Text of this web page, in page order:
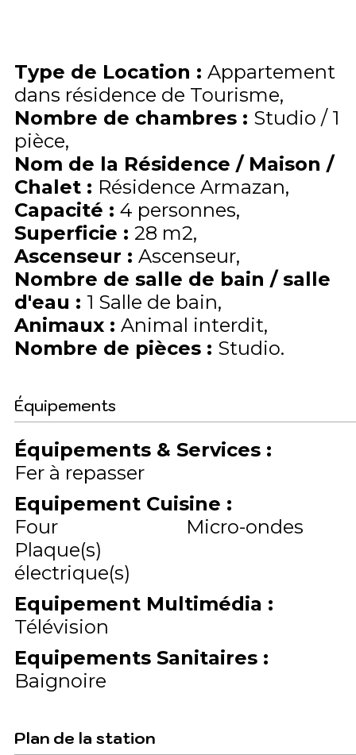
Type de Location : Appartement
dans résidence de Tourisme
Nombre de chambres : Studio / 1
pièce
Nom de la Résidence / Maison /
Chalet : Résidence Armazan
Capacité : 4 personnes
Superficie : 28 m2
Ascenseur : Ascenseur
Nombre de salle de bain / salle
d'eau : 1 Salle de bain
Animaux : Animal interdit
Nombre de pièces : Studio
Équipements
Équipements & Services :
Fer à repasser
Equipement Cuisine :
Four
Micro-ondes
Plaque(s)
électrique(s)
Equipement Multimédia :
Télévision
Equipements Sanitaires :
Baignoire
Plan de la station